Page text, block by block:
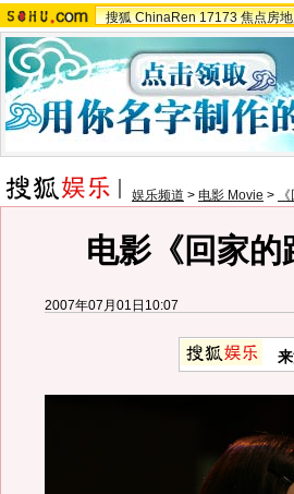
搜狐 ChinaRen 17173 焦点房
娱乐频道 > 电影 Movie >
电影《回家的
2007年07月01日10:07